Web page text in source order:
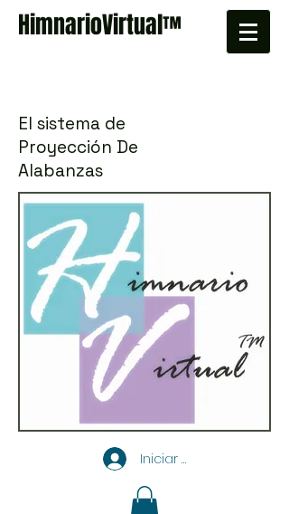
HimnarioVirtual™
El sistema de
Proyección De
Alabanzas
Iniciar sesión